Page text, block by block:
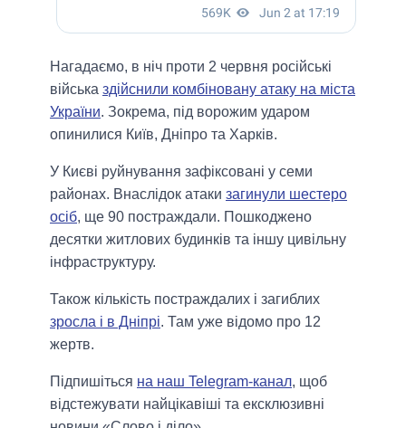
Нагадаємо, в ніч проти 2 червня російські
війська здійснили комбіновану атаку на міста
України. Зокрема, під ворожим ударом
опинилися Київ, Дніпро та Харків.
У Києві руйнування зафіксовані у семи
районах. Внаслідок атаки загинули шестеро
осіб, ще 90 постраждали. Пошкоджено
десятки житлових будинків та іншу цивільну
інфраструктуру.
Також кількість постраждалих і загиблих
зросла і в Дніпрі. Там уже відомо про 12
жертв.
Підпишіться на наш Telegram-канал, щоб
відстежувати найцікавіші та ексклюзивні